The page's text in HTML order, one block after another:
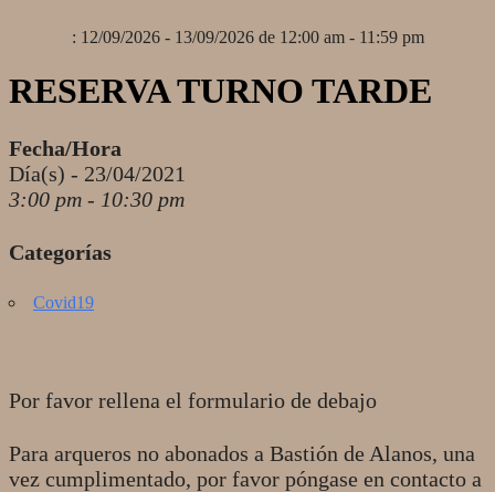
: 12/09/2026 - 13/09/2026 de 12:00 am - 11:59 pm
RESERVA TURNO TARDE
Fecha/Hora
Día(s) - 23/04/2021
3:00 pm - 10:30 pm
Categorías
Covid19
Por favor rellena el formulario de debajo
Para arqueros no abonados a Bastión de Alanos, una
vez cumplimentado, por favor póngase en contacto a